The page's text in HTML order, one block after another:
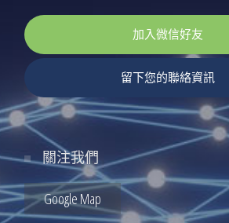
加入微信好友
留下您的聯絡資訊
關注我們
Google Map